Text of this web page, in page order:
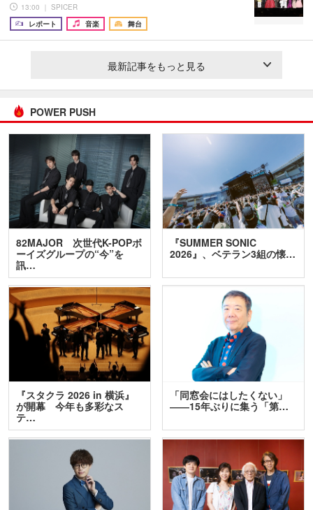
13:00 ｜ SPICER
レポート
音楽 舞台
最新記事をもっと見る
POWER PUSH
82MAJOR 次世代K-POPボ
ーイズグループの“今”を
訊…
『SUMMER SONIC
2026』、ベテラン3組の懐…
『スタクラ 2026 in 横浜』
が開幕 今年も多彩なス
テ…
「同窓会にはしたくない」
――15年ぶりに集う「第…